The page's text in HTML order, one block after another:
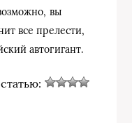
вы
все прелести,
автогигант.